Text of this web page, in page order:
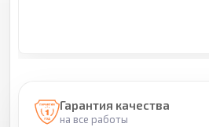
Гарантия качества
на все работы